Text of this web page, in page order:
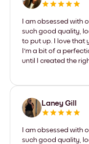
I am obsessed with
such good quality,
to put up. I love that
I'm a bit of a
until I created the
Laney Gill
I am obsessed with
such good quality,